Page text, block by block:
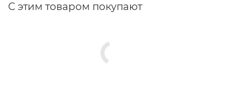
С этим товаром покупают